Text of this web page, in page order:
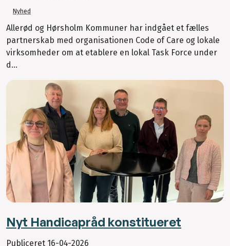
Nyhed
Allerød og Hørsholm Kommuner har indgået et fælles
partnerskab med organisationen Code of Care og lokale
virksomheder om at etablere en lokal Task Force under
d...
Nyt Handicapråd konstitueret
Publiceret 16-04-2026